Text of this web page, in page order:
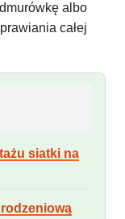
albo
całej
siatki na